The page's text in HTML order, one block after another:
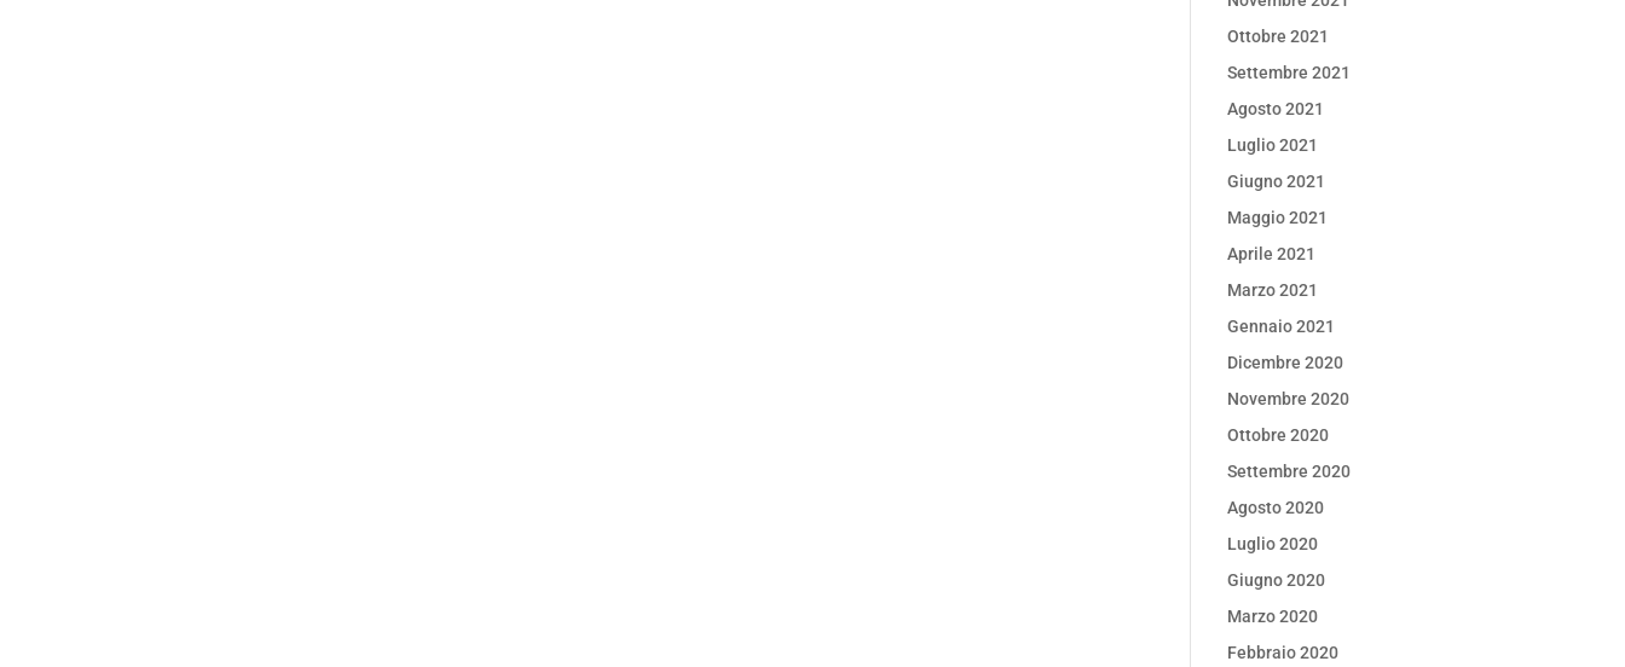
Ottobre 2021
Settembre 2021
Agosto 2021
Luglio 2021
Giugno 2021
Maggio 2021
Aprile 2021
Marzo 2021
Gennaio 2021
Dicembre 2020
Novembre 2020
Ottobre 2020
Settembre 2020
Agosto 2020
Luglio 2020
Giugno 2020
Marzo 2020
Febbraio 2020